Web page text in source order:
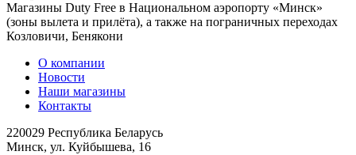
Магазины Duty Free в Национальном аэропорту «Минск»
(зоны вылета и прилёта), а также на пограничных переходах
Козловичи, Бенякони
О компании
Новости
Наши магазины
Контакты
220029 Республика Беларусь
Минск, ул. Куйбышева, 16